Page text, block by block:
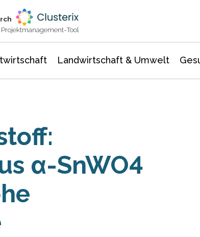
Tool
Landwirtschaft & Umwelt
α-SnWO4